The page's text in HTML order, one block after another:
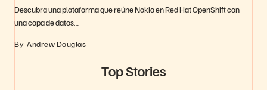
Descubra una plataforma que reúne Nokia en Red Hat OpenShift con
una capa de datos…
By: Andrew Douglas
Top Stories